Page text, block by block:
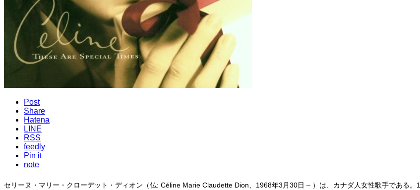
Post
Share
Hatena
LINE
RSS
feedly
Pin it
note
セリーヌ・マリー・クローデット・ディオン（仏: Céline Marie Claudette Dion、1968年3月30日 – ）は、カナダ人女性歌手である